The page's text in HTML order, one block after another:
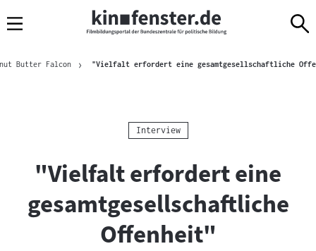
Navigation
zum
zur
amBrotkrümelnavigation
Butter Falcon "Vielfalt erfordert eine gesamtgesellschaftliche
Kategorie:
Interview
"Vielfalt erfordert eine
gesamtgesellschaftliche
Offenheit"